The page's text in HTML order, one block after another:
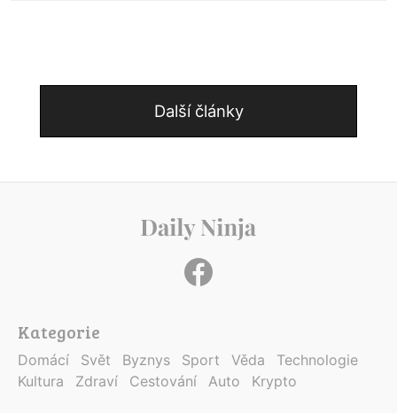
Další články
Kategorie
Domácí Svět Byznys Sport Věda
Technologie
Kultura
Zdraví Cestování Auto Krypto